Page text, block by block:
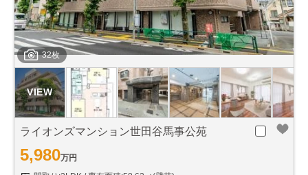
32枚
ライオンズマンション世田谷馬事公苑
5,980万円